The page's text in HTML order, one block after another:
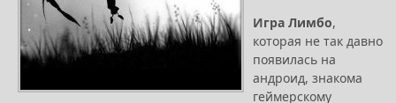
Игра Лимбо,
которая не так давно
появилась на
андроид, знакома
геймерскому